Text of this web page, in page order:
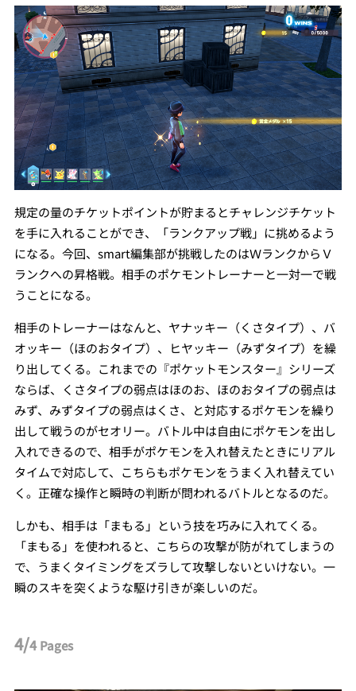
規定の量のチケットポイントが貯まるとチャレンジチケット
を手に入れることができ、「ランクアップ戦」に挑めるよう
になる。今回、smart編集部が挑戦したのはＷランクからＶ
ランクへの昇格戦。相手のポケモントレーナーと一対一で戦
うことになる。
相手のトレーナーはなんと、ヤナッキー（くさタイプ）、バ
オッキー（ほのおタイプ）、ヒヤッキー（みずタイプ）を繰
り出してくる。これまでの『ポケットモンスター』シリーズ
ならば、くさタイプの弱点はほのお、ほのおタイプの弱点は
みず、みずタイプの弱点はくさ、と対応するポケモンを繰り
出して戦うのがセオリー。バトル中は自由にポケモンを出し
入れできるので、相手がポケモンを入れ替えたときにリアル
タイムで対応して、こちらもポケモンをうまく入れ替えてい
く。正確な操作と瞬時の判断が問われるバトルとなるのだ。
しかも、相手は「まもる」という技を巧みに入れてくる。
「まもる」を使われると、こちらの攻撃が防がれてしまうの
で、うまくタイミングをズラして攻撃しないといけない。一
瞬のスキを突くような駆け引きが楽しいのだ。
4/4Pages